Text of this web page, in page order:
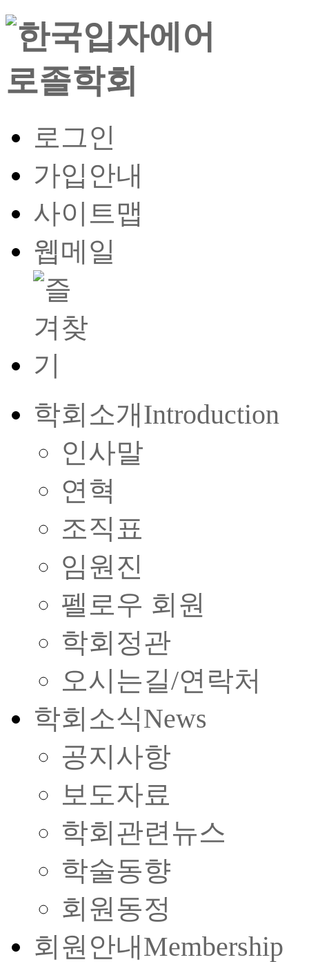
로그인
가입안내
사이트맵
웹메일
학회소개Introduction
인사말
연혁
조직표
임원진
펠로우 회원
학회정관
오시는길/연락처
학회소식News
공지사항
보도자료
학회관련뉴스
학술동향
회원동정
회원안내Membership